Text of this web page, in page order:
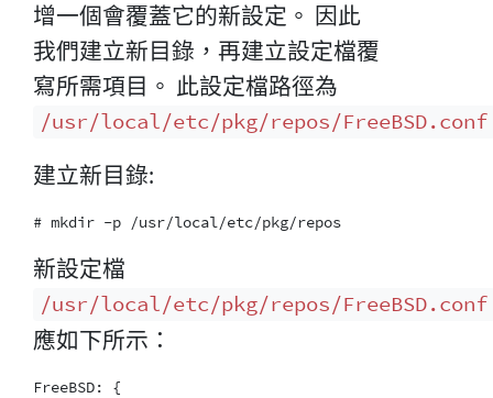
增一個會覆蓋它的新設定。 因此
我們建立新目錄，再建立設定檔覆
寫所需項目。 此設定檔路徑為
/usr/local/etc/pkg/repos/FreeBSD.conf
建立新目錄:
新設定檔
/usr/local/etc/pkg/repos/FreeBSD.conf
應如下所示：
FreeBSD: {